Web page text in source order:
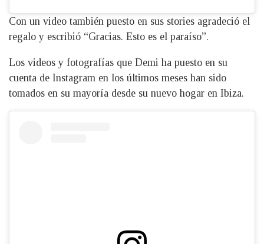
Con un video también puesto en sus stories agradeció el
regalo y escribió “Gracias. Esto es el paraíso”.
Los videos y fotografías que Demi ha puesto en su
cuenta de Instagram en los últimos meses han sido
tomados en su mayoría desde su nuevo hogar en Ibiza.